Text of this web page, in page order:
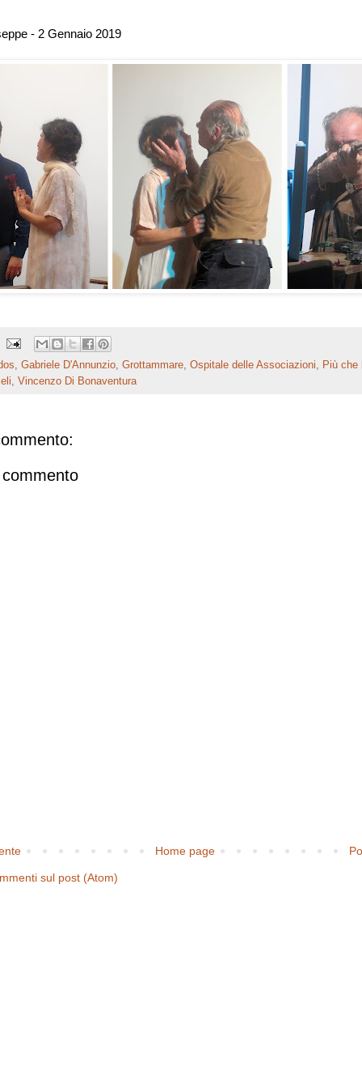
- 2 Gennaio 2019
, Gabriele D'Annunzio, Grottammare, Ospitale delle Associazioni, Più che
, Vincenzo Di Bonaventura
Home page
sul post (Atom)